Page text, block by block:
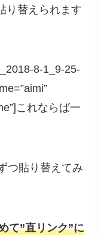
り替えられます
8-1_9-25-
これならば一
つ貼り替えてみ
て”直リンク”に